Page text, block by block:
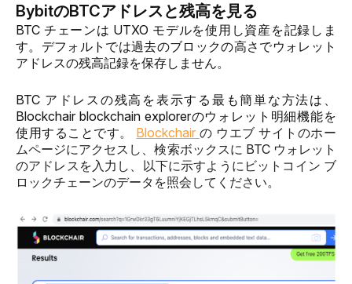
BybitのBTCアドレスと残高を見る
BTC チェーンは UTXO モデルを使用し資産を記録しま
す。デフォルトでは過去のブロックの高さでウォレット
アドレスの残高記録を保存しません。
BTC アドレスの残高を表示する最も簡単な方法は、
Blockchair blockchain explorerのウォレット明細機能を
使用することです。 Blockchair の ウエブ サイトのホー
ムページにアクセスし、検索ボックスに BTC ウォレット
のアドレスを入力し、以下に示すようにビットコイン ブ
ロックチェーンのデータを照会してください。